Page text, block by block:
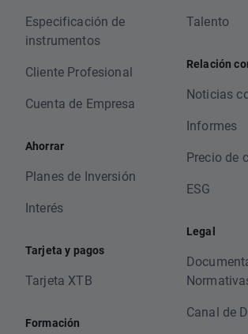
Especificación de
instrumentos
Cliente Profesional
Cuenta de Empresa
Ahorrar
Planes de Inversión
Interés
Tarjeta y pagos
Tarjeta XTB
Formación
Talento
Relación
Noticias
Informes
Precio de
ESG
Legal
Canal de